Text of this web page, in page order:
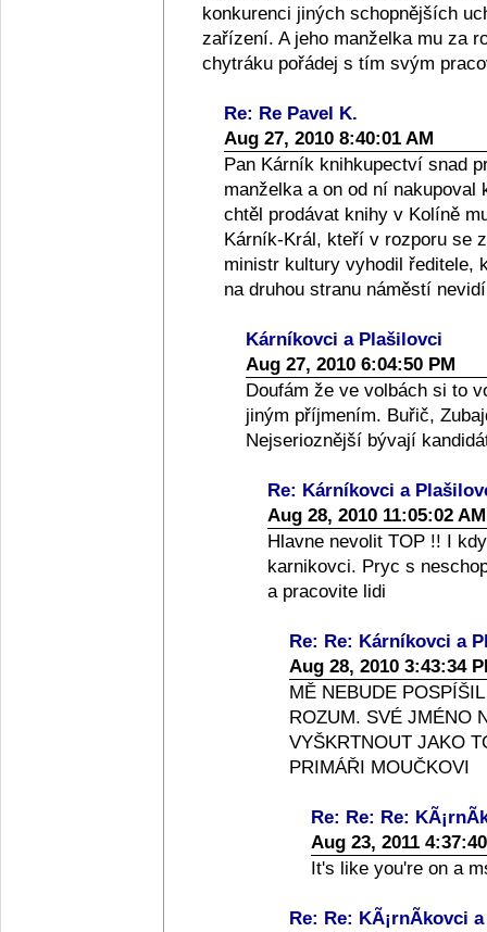
konkurenci jiných schopnějších
zařízení. A jeho manželka mu za
chytráku pořádej s tím svým
Re: Re Pavel K.
Aug 27, 2010 8:40:01 AM
Pan Kárník knihkupectví snad
manželka a on od ní
chtěl prodávat knihy v Kolíně
Kárník-Král, kteří v rozporu se
ministr kultury vyhodil ředitele,
na druhou stranu náměstí
Kárníkovci a Plašilovci
Aug 27, 2010 6:04:50 PM
Doufám že ve volbách si to
jiným příjmením. Buřič,
Nejserioznější bývají
Re: Kárníkovci a
Aug 28, 2010 11:05:02 AM
Hlavne nevolit TOP !! I
karnikovci. Pryc s
a pracovite lidi
Re: Re: Kárníkovci a
Aug 28, 2010 3:43:34
MĚ NEBUDE
ROZUM. SVÉ JMÉNO
VYŠKRTNOUT JAKO
PRIMÁŘI MOUČKOVI
Re: Re: Re:
Aug 23, 2011
It's like you're on a
Re: Re: KÃ¡rnÃ­kovci